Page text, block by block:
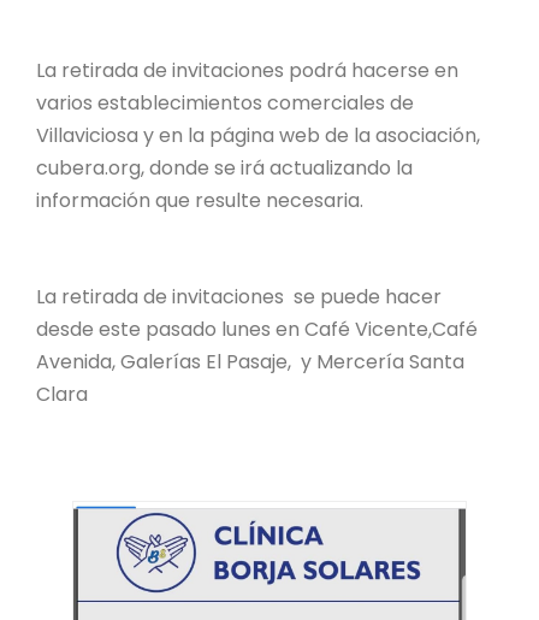
La retirada de invitaciones podrá hacerse en
varios establecimientos comerciales de
Villaviciosa y en la página web de la asociación,
cubera.org, donde se irá actualizando la
información que resulte necesaria.
La retirada de invitaciones se puede hacer
desde este pasado lunes en Café Vicente,Café
Avenida, Galerías El Pasaje, y Mercería Santa
Clara